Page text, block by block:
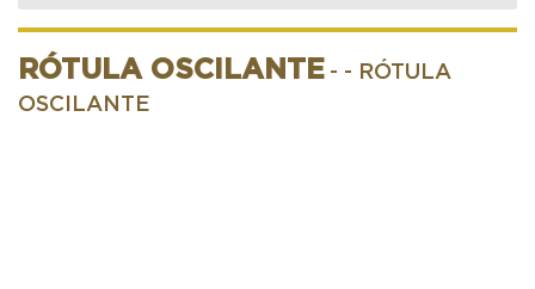
RÓTULA OSCILANTE - - RÓTULA
OSCILANTE